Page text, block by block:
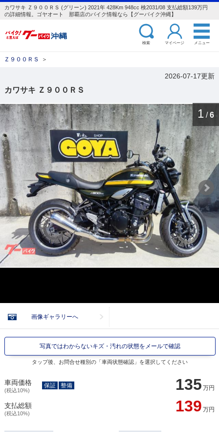
カワサキ Ｚ９００ＲＳ (グリーン) 2021年 428Km 948cc 検2031/08 支払総額139万円
の詳細情報。ゴヤオート 那覇店のバイク情報なら【グーバイク沖縄】
検索 マイページ メニュー
Ｚ９００ＲＳ ＞
2026-07-17更新
カワサキ Ｚ９００ＲＳ
1 / 6
画像ギャラリーへ
写真ではわからないキズ・汚れの状態をメールで確認
タップ後、お問合せ種別の「車両状態確認」を選択してください
車両価格
(税込10%) 135 万円
保証 整備
支払総額
(税込10%) 139 万円